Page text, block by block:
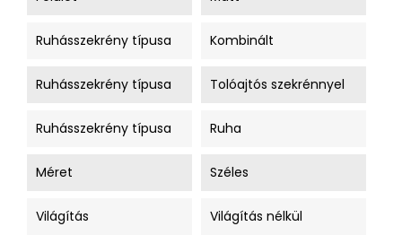
Ruhásszekrény típusa Kombinált
Ruhásszekrény típusa Tolóajtós szekrénnyel
Ruhásszekrény típusa Ruha
Méret Széles
Világítás Világítás nélkül